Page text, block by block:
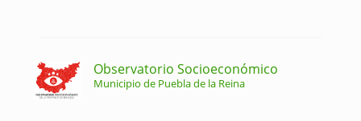
Observatorio Socioeconómico
Municipio de Puebla de la Reina